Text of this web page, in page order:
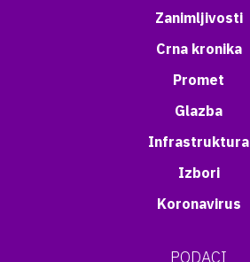
Zanimljivosti
Crna kronika
Promet
Glazba
Infrastruktura
Izbori
Koronavirus
PODACI